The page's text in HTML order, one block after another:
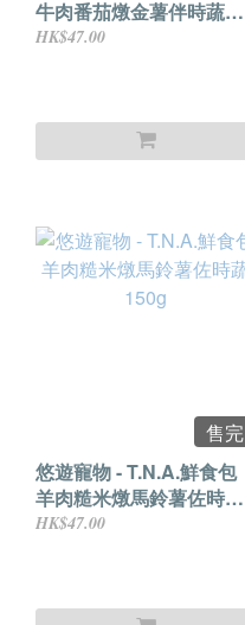
牛肉番茄燉金薯伴時蔬
150g
HK$47.00
售完
悠遊寵物 - T.N.A.鮮食包
羊肉糙米燉馬鈴薯佐時蔬
150g
HK$47.00